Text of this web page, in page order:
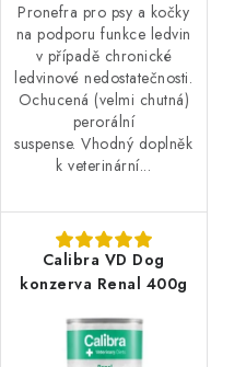
Pronefra pro psy a kočky
na podporu funkce ledvin
v případě chronické
ledvinové nedostatečnosti.
Ochucená (velmi chutná)
perorální
suspense. Vhodný doplněk
k veterinární...
Calibra VD Dog
konzerva Renal 400g